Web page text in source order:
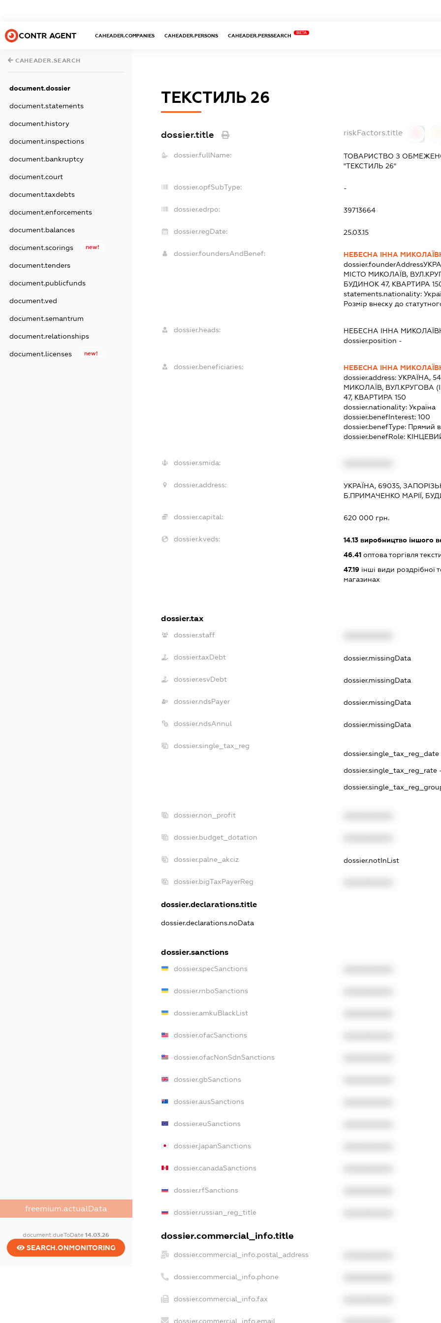
CONTR AGENT CAHEADER.COMPANIES CAHEADER.PERSONS CAHEADER.PERSSEARCH
BETA
CAHEADER.SEARCH
document.dossier
document.statements
document.history
document.inspections
document.bankruptcy
document.court
document.taxdebts
document.enforcements
document.balances
document.scorings new!
document.tenders
document.publicfunds
document.ved
document.semantrum
document.relationships
document.licenses new!
freemium.actualData
document.dueToDate14.03.26
SEARCH.ONMONITORING
ТЕКСТИЛЬ 26
dossier.title riskFactors.title
dossier.fullName:
ТОВАРИСТВО З
"ТЕКСТИЛЬ 26"
dossier.opfSubType: -
dossier.edrpo: 39713664
dossier.regDate: 25.03.15
dossier.foundersAndBenef:
НЕБЕСНА ІННА
dossier.founderAddress
МІСТО МИКОЛАЇВ,
БУДИНОК 47, КВАРТИРА
statements.nationality:
Розмір внеску до
dossier.heads: НЕБЕСНА ІННА
dossier.position -
dossier.beneficiaries:
НЕБЕСНА ІННА
dossier.address: УКРАЇНА,
МИКОЛАЇВ, ВУЛ.КРУГОВА
47, КВАРТИРА 150
dossier.nationality: Україна
dossier.benefInterest: 100
dossier.benefType: Прямий
dossier.benefRole:
dossier.smida:
dossier.address:
УКРАЇНА, 69035,
Б.ПРИМАЧЕНКО МАРІЇ,
dossier.capital: 620 000 грн.
dossier.kveds: 14.13виробництво іншого
46.41оптова торгівля
47.19інші види роздрібної
магазинах
dossier.tax
dossier.staff
dossier.taxDebt dossier.missingData
dossier.esvDebt dossier.missingData
dossier.ndsPayer dossier.missingData
dossier.ndsAnnul dossier.missingData
dossier.single_tax_reg
dossier.single_tax_reg_date -
dossier.single_tax_reg_rate
dossier.non_profit
dossier.budget_dotation
dossier.palne_akciz dossier.notInList
dossier.bigTaxPayerReg
dossier.declarations.title
dossier.declarations.noData
dossier.sanctions
dossier.specSanctions
dossier.rnboSanctions
dossier.amkuBlackList
dossier.ofacSanctions
dossier.ofacNonSdnSanctions
dossier.gbSanctions
dossier.ausSanctions
dossier.euSanctions
dossier.japanSanctions
dossier.canadaSanctions
dossier.rfSanctions
dossier.russian_reg_title
dossier.commercial_info.title
dossier.commercial_info.postal_address
dossier.commercial_info.phone
dossier.commercial_info.fax
dossier.commercial_info.email